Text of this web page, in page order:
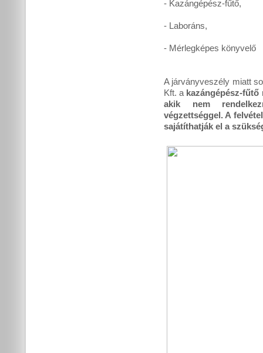
- Kazángépész-fűtő,
- Laboráns,
- Mérlegképes könyvelő
A járványveszély miatt
Kft. a kazángépész-fűtő
akik nem
végzettséggel. A
sajátíthatják el a